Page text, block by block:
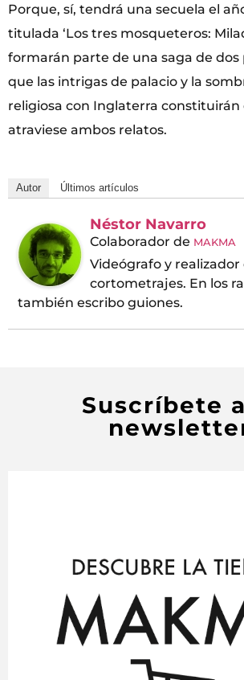
Porque, sí, tendrá una secuela el
titulada ‘Los tres mosqueteros:
formarán parte de una saga de dos
que las intrigas de palacio y la
religiosa con Inglaterra
atraviese ambos relatos.
Autor Últimos artículos
Néstor Navarro
Colaborador de MAKMA
Videógrafo y realizador
cortometrajes. En los
también escribo guiones.
Suscríbete